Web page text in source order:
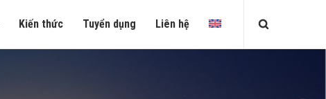
Kiến thức Tuyển dụng Liên hệ